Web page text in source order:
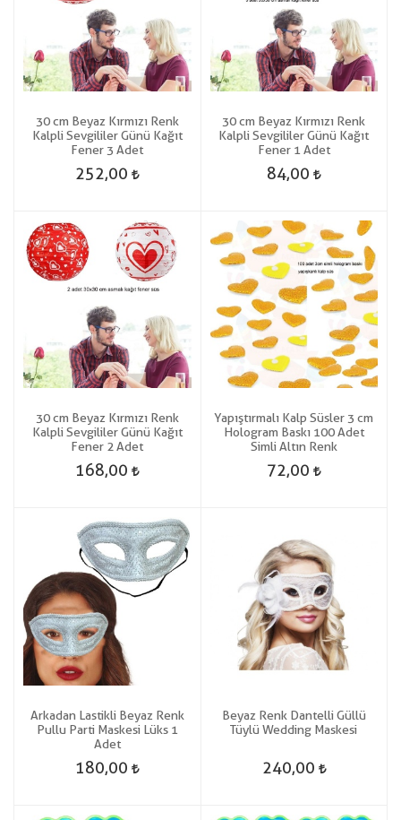
30 cm Beyaz Kırmızı Renk
Kalpli Sevgililer Günü Kağıt
Fener 3 Adet
252,00
30 cm Beyaz Kırmızı Renk
Kalpli Sevgililer Günü Kağıt
Fener 1 Adet
84,00
30 cm Beyaz Kırmızı Renk
Kalpli Sevgililer Günü Kağıt
Fener 2 Adet
168,00
Yapıştırmalı Kalp Süsler 3 cm
Hologram Baskı 100 Adet
Simli Altın Renk
72,00
Arkadan Lastikli Beyaz Renk
Pullu Parti Maskesi Lüks 1
Adet
180,00
Beyaz Renk Dantelli Güllü
Tüylü Wedding Maskesi
240,00